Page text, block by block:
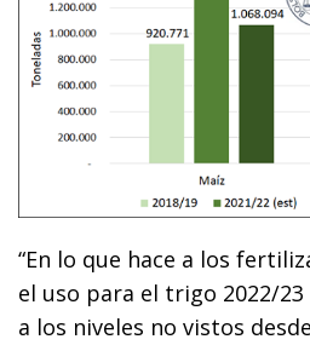
“En lo que hace a los
el uso para el trigo 2022/
a los niveles no vistos